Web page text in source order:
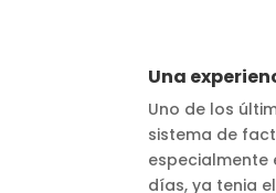
Una
Uno de los
sistema de
especialmente
días, ya tenia